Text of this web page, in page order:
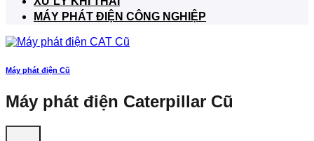
MÁY PHÁT ĐIỆN CÔNG NGHIỆP
Máy phát điện Cũ
Máy phát điện Caterpillar Cũ